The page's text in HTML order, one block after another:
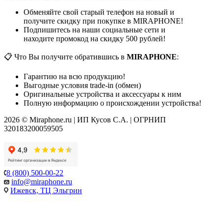
Обменяйте свой старый телефон на новый и
получите скидку при покупке в MIRAPHONE!
Подпишитесь на наши социальные сети и
находите промокод на скидку 500 рублей!
📋 Что Вы получите обратившись в MIRAPHONE:
Гарантию на всю продукцию!
Выгодные условия trade-in (обмен)
Оригинальные устройства и аксессуары к ним
Полную информацию о происхождении устройства!
2026 © Miraphone.ru | ИП Кусов С.А. | ОГРНИП
320183200059505
8 (800) 500-00-22
info@miraphone.ru
Ижевск, ТЦ Эльгрин